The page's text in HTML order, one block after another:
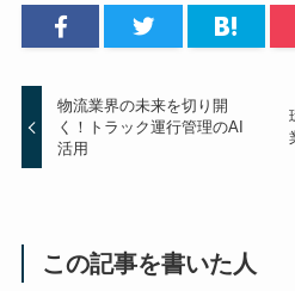
物流業界の未来を切り開
く！トラック運行管理のAI
活用
この記事を書いた人